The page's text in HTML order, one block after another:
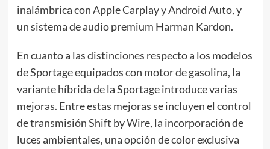
inalámbrica con Apple Carplay y Android Auto, y
un sistema de audio premium Harman Kardon.
En cuanto a las distinciones respecto a los modelos
de Sportage equipados con motor de gasolina, la
variante híbrida de la Sportage introduce varias
mejoras. Entre estas mejoras se incluyen el control
de transmisión Shift by Wire, la incorporación de
luces ambientales, una opción de color exclusiva